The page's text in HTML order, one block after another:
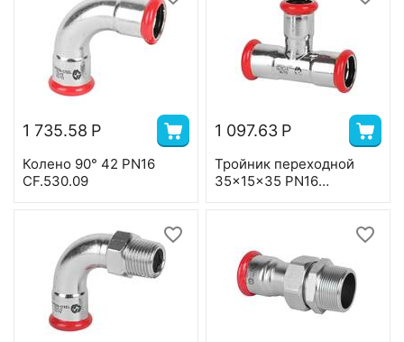
1 735.58 Р
Колено 90° 42 PN16
CF.530.09
1 097.63 Р
Тройник переходной
35x15x35 PN16